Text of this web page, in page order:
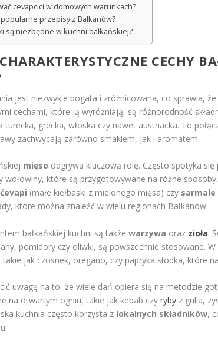
cevapcici w domowych warunkach?
przepisy z Bałkanów?
są niezbędne w kuchni bałkańskiej?
CECHY
jest niezwykle bogata i zróżnicowana, co sprawia, że
cechami, które ją wyróżniają, są różnorodność
turecka, grecka, włoska czy nawet austriacka. To
zachwycają zarówno smakiem, jak i aromatem.
mięso odgrywa kluczową rolę. Często spotyka
wołowiny, które są przygotowywane na różne
ćevapi (małe kiełbaski z mielonego mięsa) czy sarmale
które można znaleźć w wielu regionach Bałkanów.
bałkańskiej kuchni są także warzywa oraz zioła.
pomidory czy oliwki, są powszechnie stosowane.
takie jak czosnek, oregano, czy papryka słodka, które
uwagę na to, że wiele dań opiera się na metodzie
na otwartym ogniu, takie jak kebab czy rybyz grilla,
kuchnia często korzysta z lokalnych składników,